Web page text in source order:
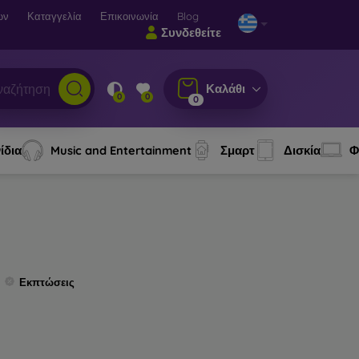
Καταγγελία Επικοινωνία Blog
Συνδεθείτε
0 0 0
Καλάθι
Music and Entertainment Σμαρτ Δισκία
Εκπτώσεις